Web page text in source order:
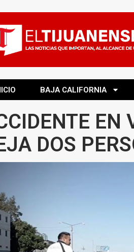
BAJA CALIFORNIA
EN
DOS